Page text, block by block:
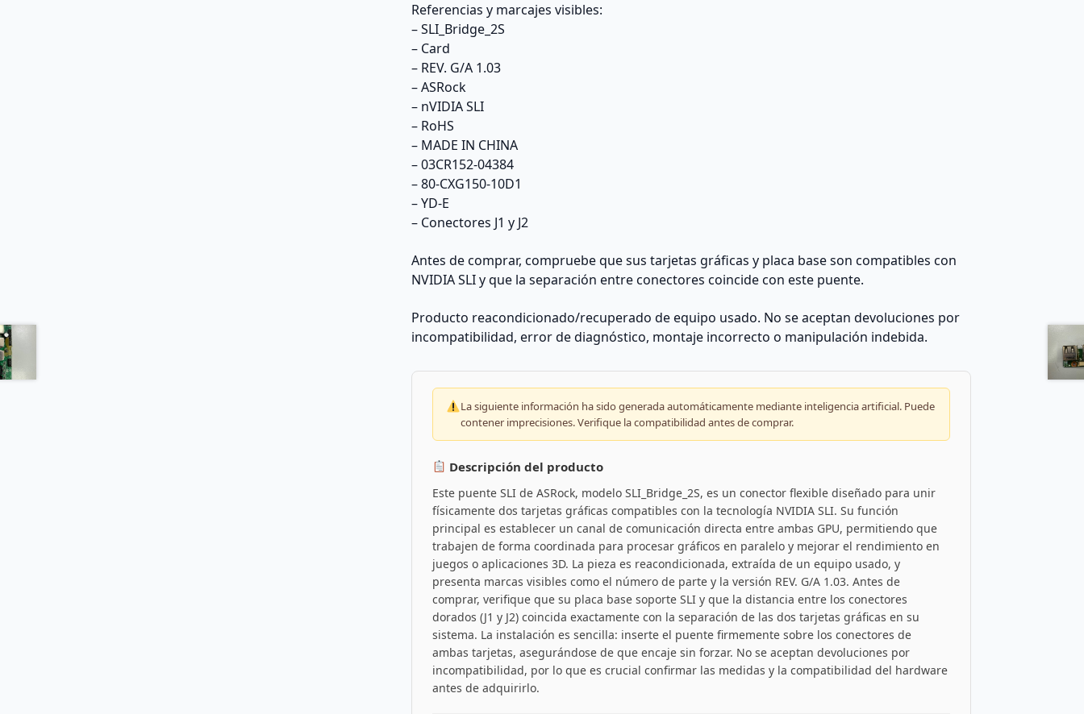
Referencias y marcajes visibles:
– SLI_Bridge_2S
– Card
– REV. G/A 1.03
– ASRock
– nVIDIA SLI
– RoHS
– MADE IN CHINA
– 03CR152-04384
– 80-CXG150-10D1
– YD-E
– Conectores J1 y J2
Antes de comprar, compruebe que sus tarjetas gráficas y placa base son compatibles con
NVIDIA SLI y que la separación entre conectores coincide con este puente.
Producto reacondicionado/recuperado de equipo usado. No se aceptan devoluciones por
incompatibilidad, error de diagnóstico, montaje incorrecto o manipulación indebida.
La siguiente información ha sido generada automáticamente mediante inteligencia artificial. Puede
contener imprecisiones. Verifique la compatibilidad antes de comprar.
Descripción del producto
Este puente SLI de ASRock, modelo SLI_Bridge_2S, es un conector flexible diseñado para unir
físicamente dos tarjetas gráficas compatibles con la tecnología NVIDIA SLI. Su función
principal es establecer un canal de comunicación directa entre ambas GPU, permitiendo que
trabajen de forma coordinada para procesar gráficos en paralelo y mejorar el rendimiento en
juegos o aplicaciones 3D. La pieza es reacondicionada, extraída de un equipo usado, y
presenta marcas visibles como el número de parte y la versión REV. G/A 1.03. Antes de
comprar, verifique que su placa base soporte SLI y que la distancia entre los conectores
dorados (J1 y J2) coincida exactamente con la separación de las dos tarjetas gráficas en su
sistema. La instalación es sencilla: inserte el puente firmemente sobre los conectores de
ambas tarjetas, asegurándose de que encaje sin forzar. No se aceptan devoluciones por
incompatibilidad, por lo que es crucial confirmar las medidas y la compatibilidad del hardware
antes de adquirirlo.